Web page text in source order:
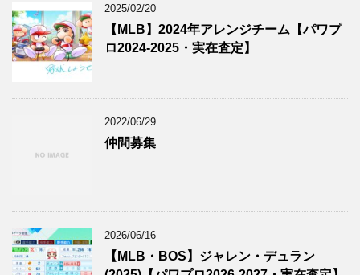
2025/02/20
【MLB】2024年アレンジチーム【パワプ
ロ2024-2025・実在査定】
2022/06/29
仲間募集
2026/06/16
【MLB・BOS】ジャレン・デュラン